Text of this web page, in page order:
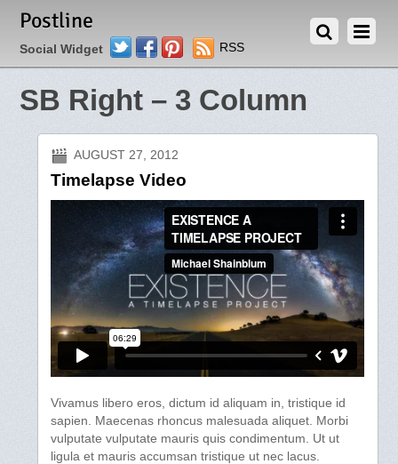
Postline
Social Widget TwitterFacebook
PinterestRSS
SB Right – 3 Column
AUGUST 27, 2012
Timelapse Video
Vivamus libero eros, dictum id aliquam in, tristique id
sapien. Maecenas rhoncus malesuada aliquet. Morbi
vulputate vulputate mauris quis condimentum. Ut ut
ligula et mauris accumsan tristique ut nec lacus.